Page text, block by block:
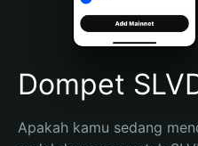
Português (Brasil)
Español (Argentina)
Dompet
Apakah kamu sedang